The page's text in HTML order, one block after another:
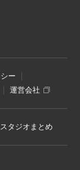
ー
運営会社
スタジオまとめ